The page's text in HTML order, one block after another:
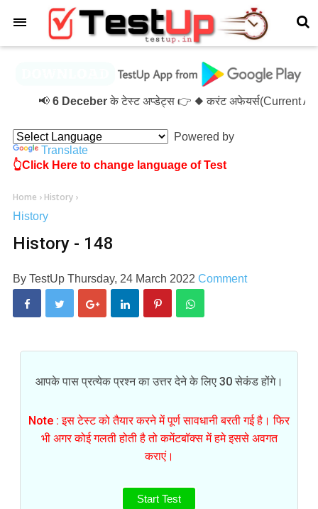
6 Deceberके टेस्ट अप्डेट्स 👉 ◆ करंट अफेयर्स(Current
Powered by
Translate
👆Click Here to change language of Test
Home › History ›
History
History - 148
By TestUp Thursday, 24 March 2022 Comment
आपके पास प्रत्येक प्रश्न का उत्तर देने के लिए 30 सेकंड होंगे।
Note : इस टेस्ट को तैयार करने में पूर्ण सावधानी बरती गई है। फिर
भी अगर कोई गलती होती है तो कमेंटबॉक्स में हमे इससे अवगत
कराएं।
Start Test